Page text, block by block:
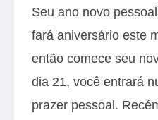
Seu ano novo
fará aniversário este
então comece seu
dia 21, você entrará
prazer pessoal.